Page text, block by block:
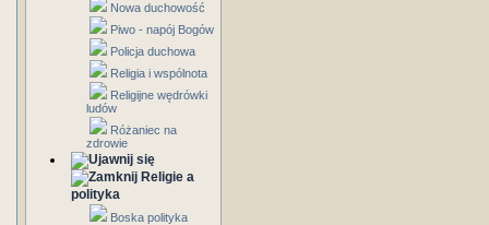
Nowa duchowość
Piwo - napój Bogów
Policja duchowa
Religia i wspólnota
Religijne wędrówki
ludów
Różaniec na
zdrowie
Religie a
polityka
Boska polityka